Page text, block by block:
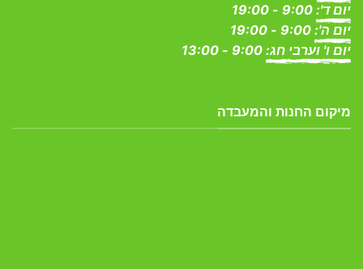
יום ד':
יום ה':
יום ו' וערבי חג:
מיקום החנות והמעבדה